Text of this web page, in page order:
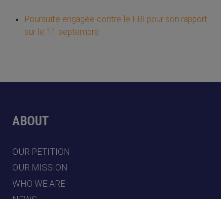
Poursuite engagée contre le FBI pour son rapport
sur le 11 septembre
ABOUT
OUR PETITION
OUR MISSION
WHO WE ARE